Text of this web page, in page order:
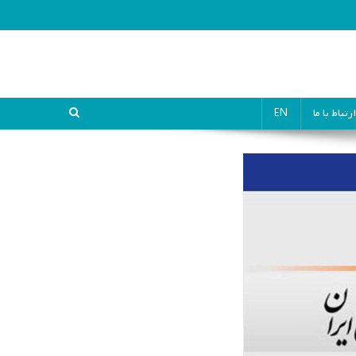
ارتباط با ما EN